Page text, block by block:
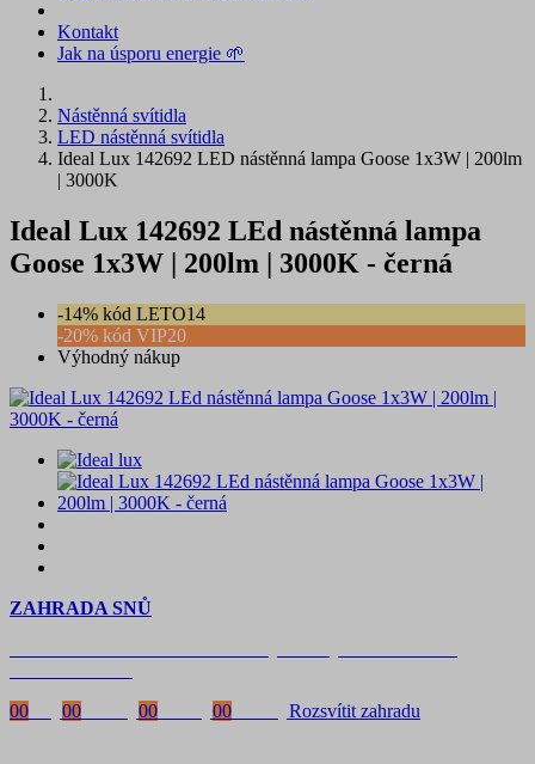
Kontakt
Jak na úsporu energie 🌱
Nástěnná svítidla
LED nástěnná svítidla
Ideal Lux 142692 LED nástěnná lampa Goose 1x3W | 200lm
| 3000K
Ideal Lux 142692 LEd nástěnná lampa
Goose 1x3W | 200lm | 3000K - černá
-14% kód LETO14
-20% kód VIP20
Výhodný nákup
ZAHRADA SNŮ
00
00 00 00 Rozsvítit zahradu